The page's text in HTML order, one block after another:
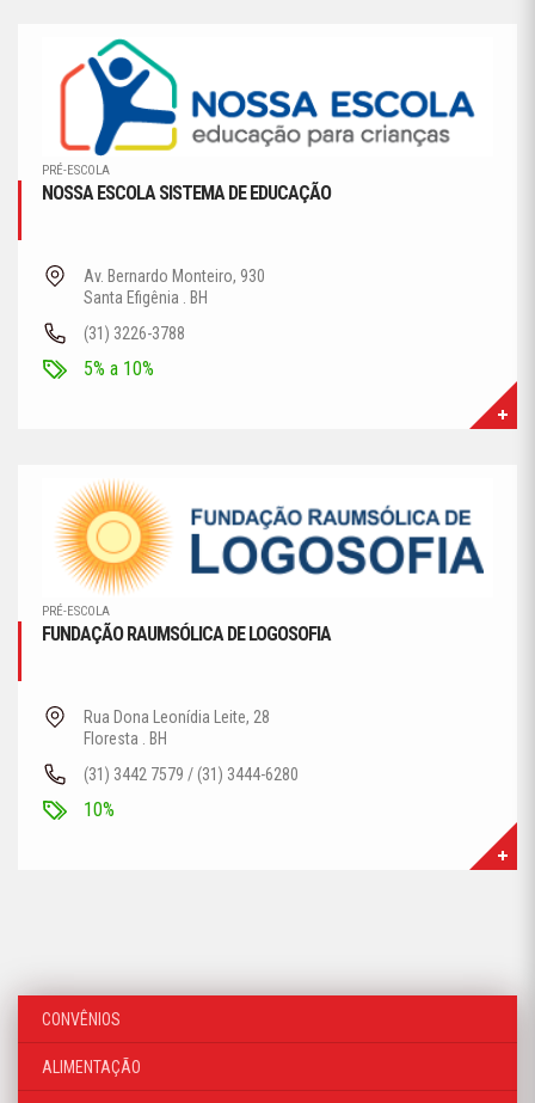
PRÉ-ESCOLA
NOSSA ESCOLA SISTEMA DE EDUCAÇÃO
Av. Bernardo Monteiro, 930
Santa Efigênia . BH
(31) 3226-3788
5% a 10%
PRÉ-ESCOLA
FUNDAÇÃO RAUMSÓLICA DE LOGOSOFIA
Rua Dona Leonídia Leite, 28
Floresta . BH
(31) 3442 7579 / (31) 3444-6280
10%
CONVÊNIOS
ALIMENTAÇÃO